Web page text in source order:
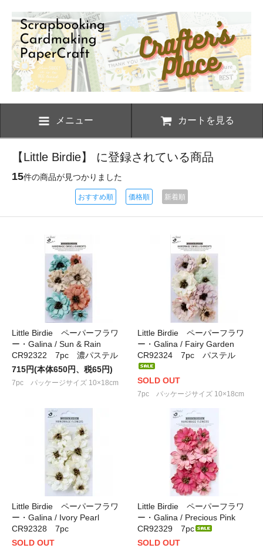
メニュー カートを見る
【Little Birdie】 に登録されている商品
15件の商品が見つかりました
おすすめ順 価格順 新着順
Little Birdie ペーパーフラワ
ー・Galina / Sun & Rain
CR92322 7pc 濃パステル
715円(本体650円、税65円)
7pc パッケージサイズ 10×18cm
Little Birdie ペーパーフラワ
ー・Galina / Fairy Garden
CR92324 7pc パステル
SOLD OUT
7pc パッケージサイズ 10×18cm
Little Birdie ペーパーフラワ
ー・Galina / Ivory Pearl
CR92328 7pc
SOLD OUT
Little Birdie ペーパーフラワ
ー・Galina / Precious Pink
CR92329 7pc
SOLD OUT